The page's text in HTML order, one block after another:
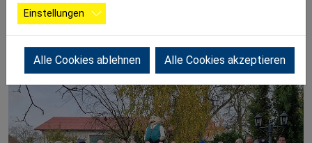
wanderfreudige und nebelfeste Senioren von Krottendorf
auf einem schönen Rundweg Richtung Tierpark Haag und
Einstellungen
Alle Cookies ablehnen Alle Cookies akzeptieren